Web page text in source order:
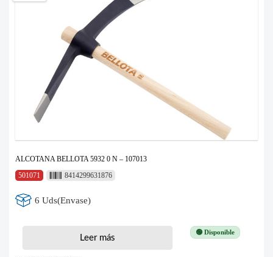
ALCOTANA BELLOTA 5932 0 N – 107013
501071
8414299631876
6 Uds(Envase)
🟢 Disponible
Leer más